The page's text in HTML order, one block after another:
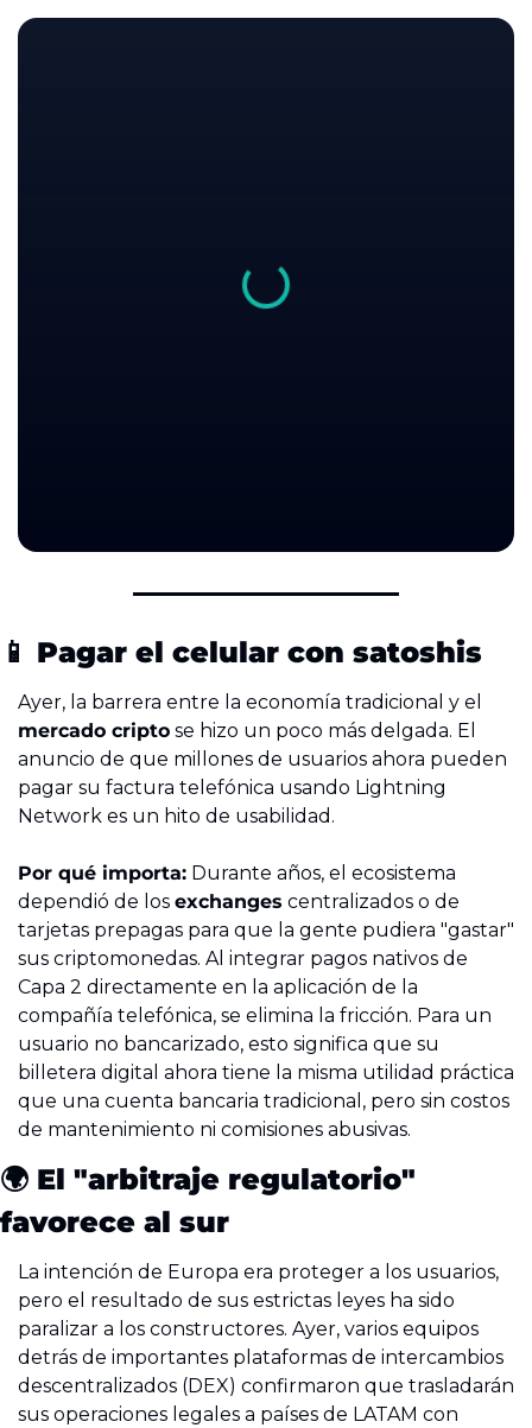
📱 Pagar el celular con satoshis
mercado cripto se hizo un poco más delgada. El
anuncio de que millones de usuarios ahora pueden
pagar su factura telefónica usando Lightning
Network es un hito de usabilidad.
Por qué importa: Durante años, el ecosistema
dependió de los exchanges centralizados o de
tarjetas prepagas para que la gente pudiera "gastar"
sus criptomonedas. Al integrar pagos nativos de
Capa 2 directamente en la aplicación de la
compañía telefónica, se elimina la fricción. Para un
usuario no bancarizado, esto significa que su
billetera digital ahora tiene la misma utilidad práctica
que una cuenta bancaria tradicional, pero sin costos
de mantenimiento ni comisiones abusivas.
🌍 El "arbitraje regulatorio"
favorece al sur
La intención de Europa era proteger a los usuarios,
pero el resultado de sus estrictas leyes ha sido
paralizar a los constructores. Ayer, varios equipos
detrás de importantes plataformas de intercambios
descentralizados (DEX) confirmaron que trasladarán
sus operaciones legales a países de LATAM con